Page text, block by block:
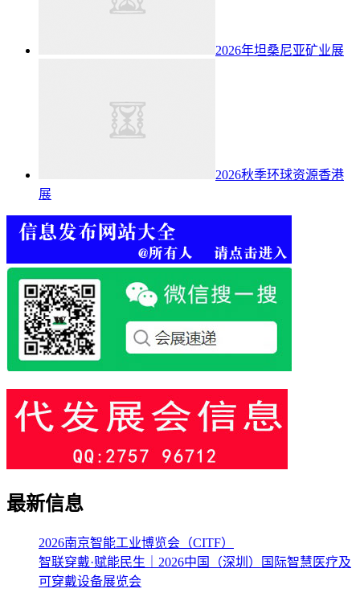
2026年坦桑尼亚矿业展
2026秋季环球资源香港
展
最新信息
2026南京智能工业博览会（CITF）
智联穿戴·赋能民生｜2026中国（深圳）国际智慧医疗及
可穿戴设备展览会